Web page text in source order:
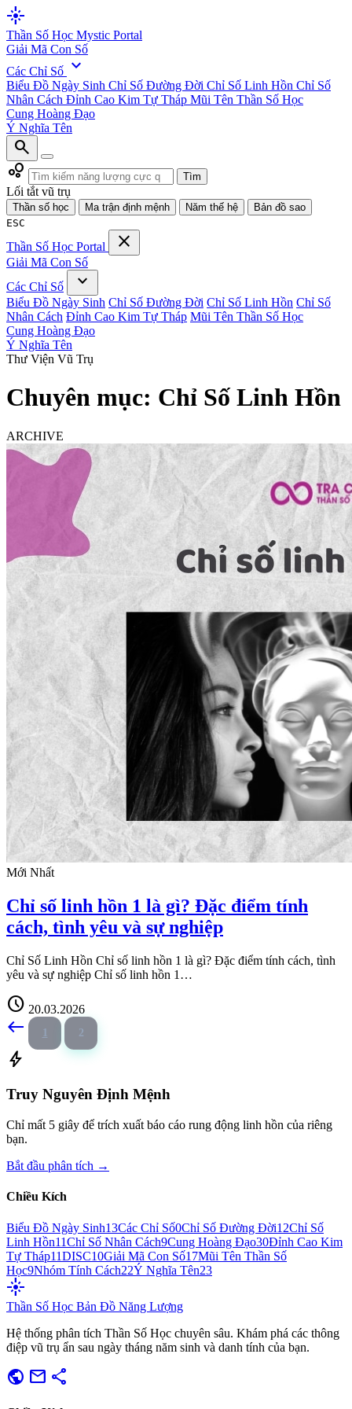
flare
Thần Số Học Mystic Portal
Giải Mã Con Số
Các Chỉ Số expand_more
Biểu Đồ Ngày Sinh Chỉ Số Đường Đời Chỉ Số Linh Hồn Chỉ Số
Nhân Cách Đỉnh Cao Kim Tự Tháp Mũi Tên Thần Số Học
Cung Hoàng Đạo
Ý Nghĩa Tên
search
bubble_chart
Tìm
Lối tắt vũ trụ
Thần số học Ma trận định mệnh Năm thế hệ
Bản đồ sao
ESC
Thần Số Học Portal close
Giải Mã Con Số
Các Chỉ Số
expand_more
Biểu Đồ Ngày Sinh Chỉ Số Đường Đời Chỉ Số Linh Hồn Chỉ Số
Nhân Cách Đỉnh Cao Kim Tự Tháp Mũi Tên Thần Số Học
Cung Hoàng Đạo
Ý Nghĩa Tên
Thư Viện Vũ Trụ
Chuyên mục: Chỉ Số Linh Hồn
ARCHIVE
Mới Nhất
Chỉ số linh hồn 1 là gì? Đặc điểm tính
cách, tình yêu và sự nghiệp
Chỉ Số Linh Hồn Chỉ số linh hồn 1 là gì? Đặc điểm tính cách, tình
yêu và sự nghiệp Chỉ số linh hồn 1…
schedule 20.03.2026
west 1 2
bolt
Truy Nguyên Định Mệnh
Chỉ mất 5 giây để trích xuất báo cáo rung động linh hồn của riêng
bạn.
Bắt đầu phân tích →
Chiều Kích
Biểu Đồ Ngày Sinh13Các Chỉ Số0Chỉ Số Đường Đời12Chỉ Số
Linh Hồn11Chỉ Số Nhân Cách9Cung Hoàng Đạo30Đỉnh Cao Kim
Tự Tháp11DISC10Giải Mã Con Số17Mũi Tên Thần Số
Học9Nhóm Tính Cách22Ý Nghĩa Tên23
flare
Thần Số Học Bản Đồ Năng Lượng
Hệ thống phân tích Thần Số Học chuyên sâu. Khám phá các thông
điệp vũ trụ ẩn sau ngày tháng năm sinh và danh tính của bạn.
public mail share